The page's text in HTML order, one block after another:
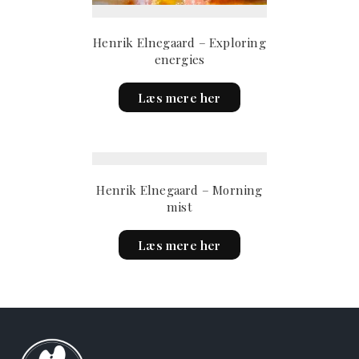
Henrik Elnegaard – Exploring
energies
Læs mere her
Henrik Elnegaard – Morning
mist
Læs mere her
product
variants.